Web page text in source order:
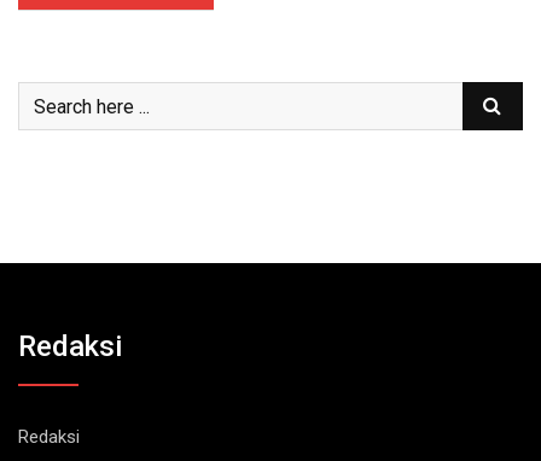
Redaksi